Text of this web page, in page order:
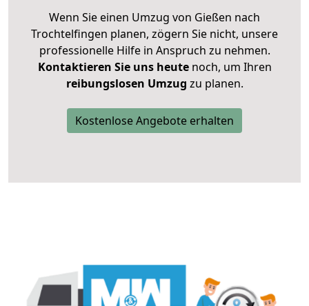
Wenn Sie einen Umzug von Gießen nach
Trochtelfingen planen, zögern Sie nicht, unsere
professionelle Hilfe in Anspruch zu nehmen.
Kontaktieren Sie uns heutenoch, um Ihren
reibungslosen Umzug zu planen.
Kostenlose Angebote erhalten